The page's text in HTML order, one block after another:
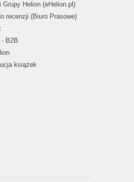
Helion (eHelion.pl)
recenzji (Biuro Prasowe)
B2B
książek